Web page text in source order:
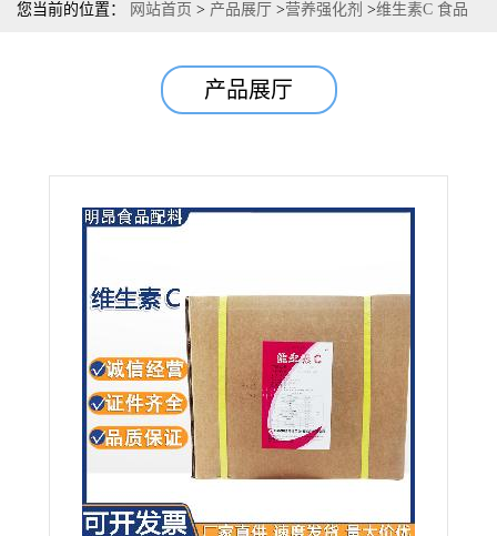
您当前的位置： 网站首页 > 产品展厅 >营养强化剂 >维生素C 食品
产品展厅